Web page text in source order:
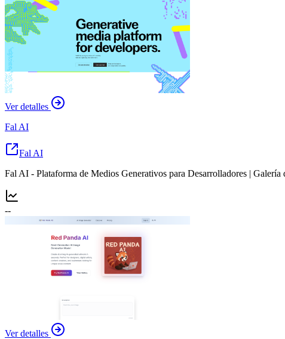
Ver detalles
Fal AI
Fal AI
Fal AI - Plataforma de Medios Generativos para Desarrolladores |
--
Ver detalles